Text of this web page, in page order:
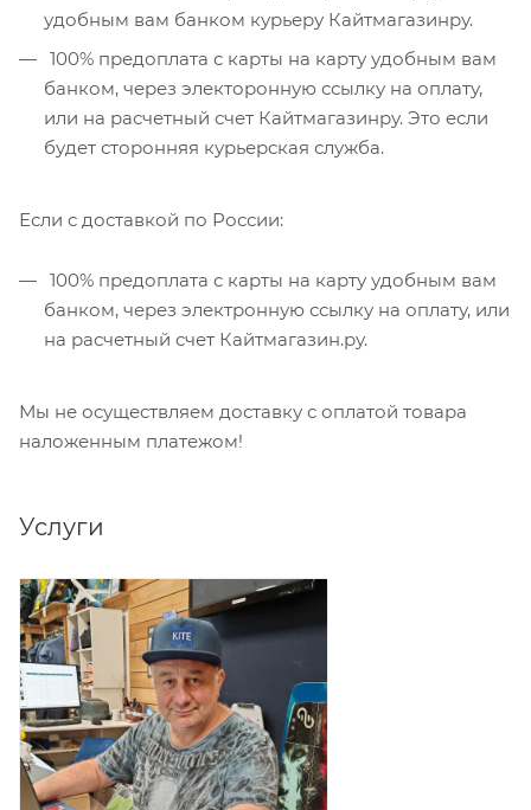
удобным вам банком курьеру Кайтмагазинру.
100% предоплата с карты на карту удобным вам
банком, через электоронную ссылку на оплату,
или на расчетный счет Кайтмагазинру. Это если
будет сторонняя курьерская служба.
Если с доставкой по России:
100% предоплата с карты на карту удобным вам
банком, через электронную ссылку на оплату, или
на расчетный счет Кайтмагазин.ру.
Мы не осуществляем доставку с оплатой товара
наложенным платежом!
Услуги